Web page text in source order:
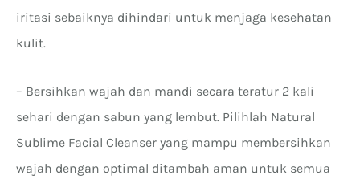
iritasi sebaiknya dihindari untuk menjaga kesehatan
kulit.
– Bersihkan wajah dan mandi secara teratur 2 kali
sehari dengan sabun yang lembut. Pilihlah Natural
Sublime Facial Cleanser yang mampu membersihkan
wajah dengan optimal ditambah aman untuk semua